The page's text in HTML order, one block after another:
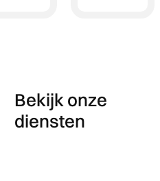
Bekijk onze
diensten